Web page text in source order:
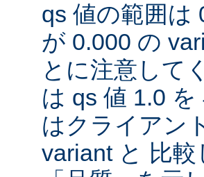
qs 値の範囲は
が 0.000 の
とに注意して
は qs 値 1.0
はクライアン
variant と 比